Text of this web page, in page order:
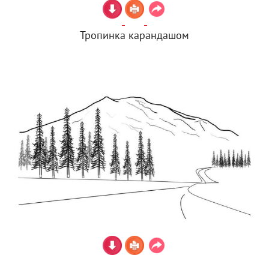
Тропинка карандашом